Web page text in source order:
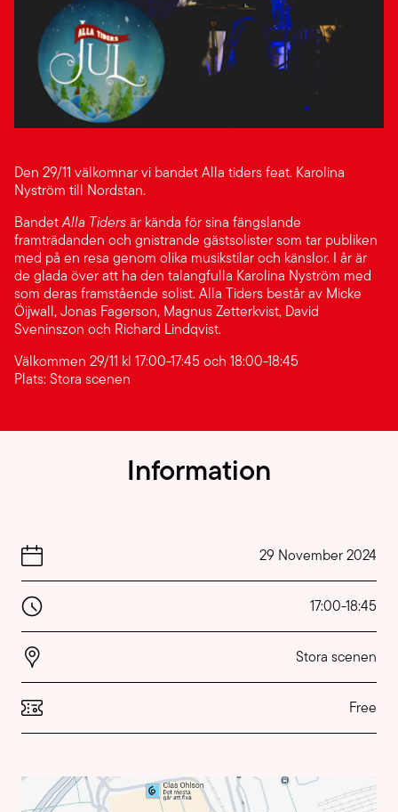
Den 29/11 välkomnar vi bandet Alla tiders feat. Karolina
Nyström till Nordstan.
BandetAlla Tidersär kända för sina fängslande
framträdanden och gnistrande gästsolister som tar publiken
med på en resa genom olika musikstilar och känslor. I år är
de glada över att ha den talangfulla Karolina Nyström med
som deras framstående solist. Alla Tiders består av Micke
Öijwall, Jonas Fagerson, Magnus Zetterkvist, David
Sveninszon och Richard Lindqvist.
Välkommen 29/11 kl 17:00-17:45 och 18:00-18:45
Plats: Stora scenen
Information
29 November 2024
17:00-18:45
Stora scenen
Free